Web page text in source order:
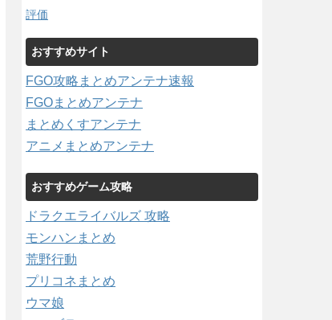
評価
おすすめサイト
FGO攻略まとめアンテナ速報
FGOまとめアンテナ
まとめくすアンテナ
アニメまとめアンテナ
おすすめゲーム攻略
ドラクエライバルズ 攻略
モンハンまとめ
荒野行動
プリコネまとめ
ウマ娘